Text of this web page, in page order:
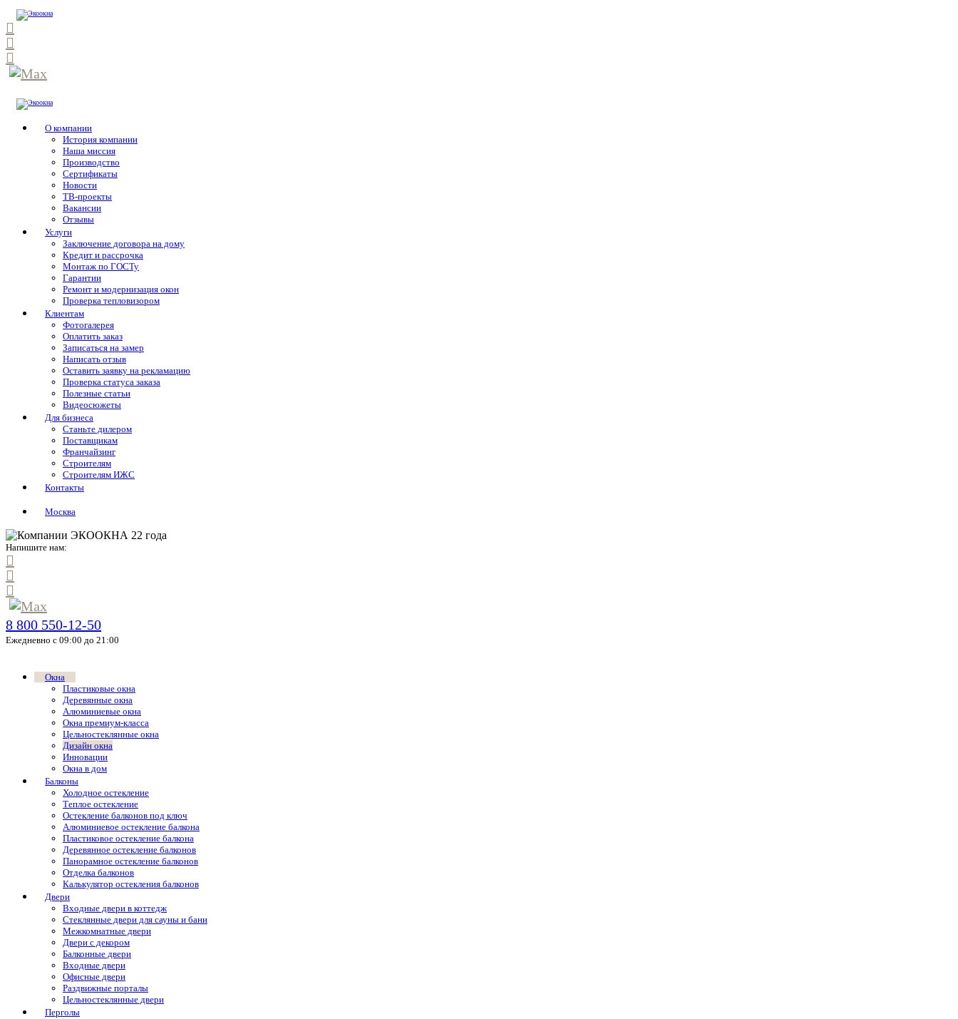
О компании
История компании
Наша миссия
Производство
Сертификаты
Новости
ТВ-проекты
Вакансии
Отзывы
Услуги
Заключение договора на дому
Кредит и рассрочка
Монтаж по ГОСТу
Гарантии
Ремонт и модернизация окон
Проверка тепловизором
Клиентам
Фотогалерея
Оплатить заказ
Записаться на замер
Написать отзыв
Оставить заявку на рекламацию
Проверка статуса заказа
Полезные статьи
Видеосюжеты
Для бизнеса
Станьте дилером
Поставщикам
Франчайзинг
Строителям
Строителям ИЖС
Контакты
Москва
Напишите нам:
8 800 550-12-50
Ежедневно с 09:00 до 21:00
Окна
Пластиковые окна
Деревянные окна
Алюминиевые окна
Окна премиум-класса
Цельностеклянные окна
Дизайн окна
Инновации
Окна в дом
Балконы
Холодное остекление
Теплое остекление
Остекление балконов под ключ
Алюминиевое остекление балкона
Пластиковое остекление балкона
Деревянное остекление балконов
Панорамное остекление балконов
Отделка балконов
Калькулятор остекления балконов
Двери
Входные двери в коттедж
Стеклянные двери для сауны и бани
Межкомнатные двери
Двери с декором
Балконные двери
Входные двери
Офисные двери
Раздвижные порталы
Цельностеклянные двери
Перголы